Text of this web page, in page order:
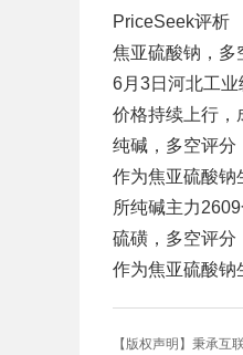
PriceSeek评析
焦亚硫酸钠，多
6月3日河北工
价格持续上行，
纯碱，多空评分
作为焦亚硫酸钠
所纯碱主力
硫磺，多空评分
作为焦亚硫酸钠
【版权声明】秉承